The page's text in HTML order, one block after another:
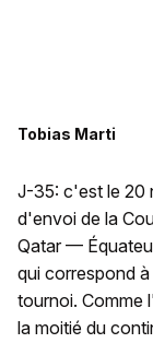
Tobias Marti
J-35: c'est le 20
d'envoi de la
Qatar —
qui correspond
tournoi. Comme
la moitié du